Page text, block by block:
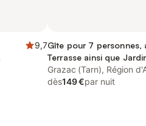
9,7Gîte pour 7 personnes,
Terrasse ainsi que
Piscine
Grazac (Tarn), Région
dès149 €par nuit